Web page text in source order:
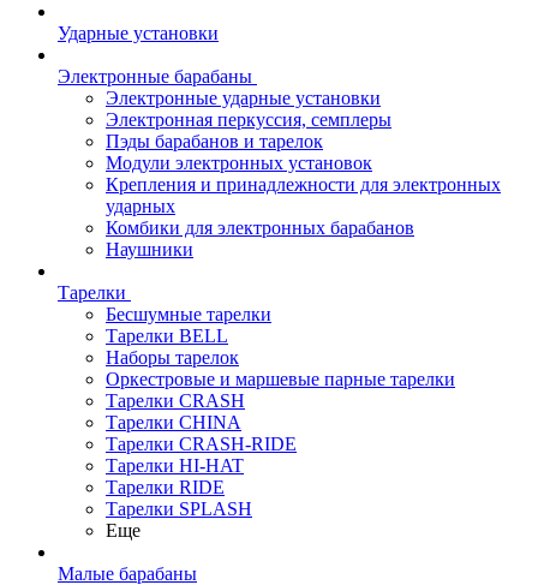
Ударные установки
Электронные барабаны
Электронные ударные установки
Электронная перкуссия, семплеры
Пэды барабанов и тарелок
Модули электронных установок
Крепления и принадлежности для электронных
ударных
Комбики для электронных барабанов
Наушники
Тарелки
Бесшумные тарелки
Тарелки BELL
Наборы тарелок
Оркестровые и маршевые парные тарелки
Тарелки CRASH
Тарелки CHINA
Тарелки CRASH-RIDE
Тарелки HI-HAT
Тарелки RIDE
Тарелки SPLASH
Еще
Малые барабаны